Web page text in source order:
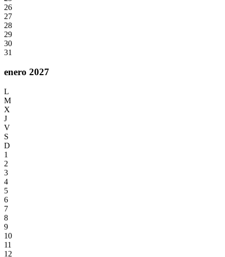
26
27
28
29
30
31
enero 2027
L
M
X
J
V
S
D
1
2
3
4
5
6
7
8
9
10
11
12